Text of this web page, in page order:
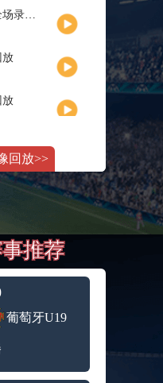
回放
放
放
回放
回放
录像回放
回放
回放>>
推荐
葡萄牙U19